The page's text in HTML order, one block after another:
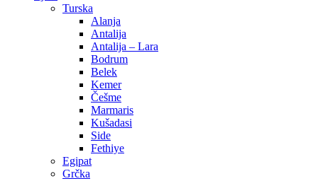
Crna Gora
Rani booking 2026
Bosna i Hercegovina
Crna Gora
Egipat
Hrvatska
Tunis
Turska (Antalija)
Turska (Kušadasi)
Daleke Destinacije
Bali
Dubai
Dominikanska Republika
Kuba